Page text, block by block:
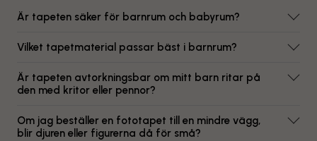
Är tapeten säker för barnrum och babyrum?
Vilket tapetmaterial passar bäst i barnrum?
Är tapeten avtorkningsbar om mitt barn ritar på
den med kritor eller pennor?
Om jag beställer en fototapet till en mindre vägg,
blir djuren eller figurerna då för små?